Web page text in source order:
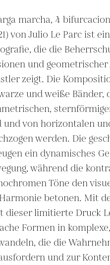
marcha, 4
von Julio Le Parc ist
die die
und
zeigt. Die
und weiße Bänder,
und von horizontalen
werden. Die
ein dynamisches
während die
Töne den
betonen. Mit
dieser limitierte Druck
Formen in
die die
und zur